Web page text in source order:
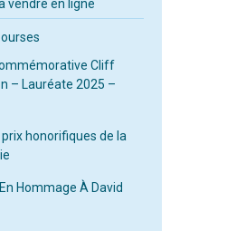
vendre en ligne
Cliff
– Lauréate 2025 –
honorifiques de la
Hommage À David